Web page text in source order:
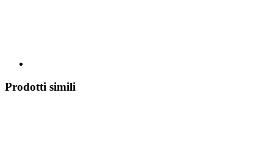
Prodotti simili